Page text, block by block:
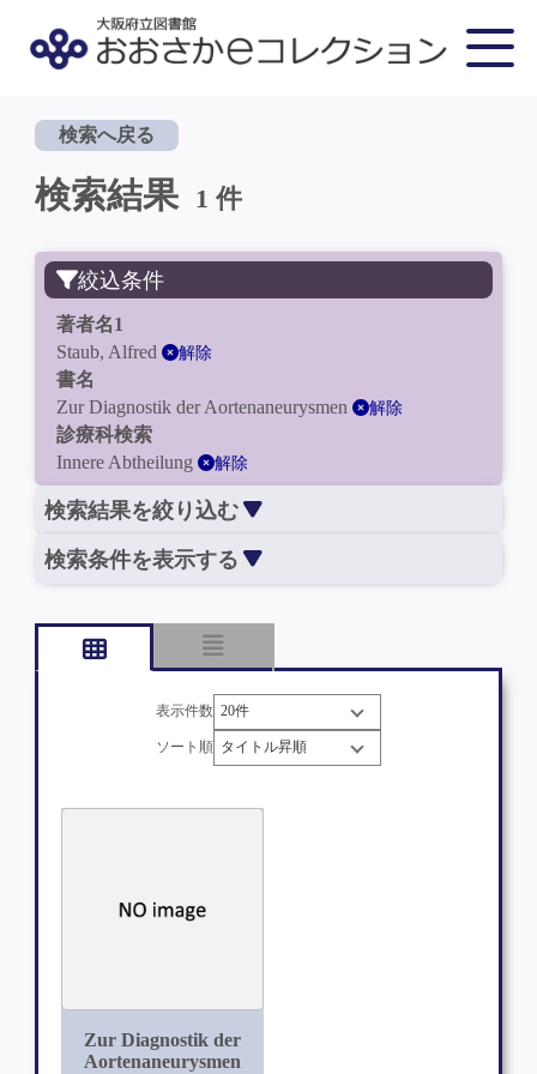
検索へ戻る
検索結果 1 件
絞込条件
著者名1
Staub, Alfred
解除
書名
Zur Diagnostik der Aortenaneurysmen
解除
診療科検索
Innere Abtheilung
解除
検索結果を絞り込む
検索条件を表示する
表示件数
ソート順
Zur Diagnostik der
Aortenaneurysmen